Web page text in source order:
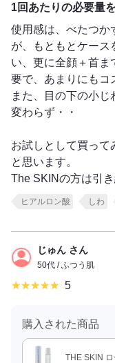
1回あたりの必要量
使用感は、べたつか
が、もともとケース
い、更に全顔＋首ま
要で、あまりにもコ
また、目の下の小じ
変わらず・・
お試しとして買って
と思います。
The SKINの方は引
ヒアルロン酸 しわ
じゅん さん
50代 / ふつう肌
5
購入された商品
THE SKIN ロ